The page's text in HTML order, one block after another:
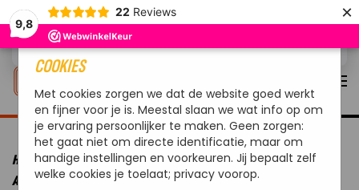
9,8
22 Reviews ×
Overslaan en naar de inhoud gaan
HOME MERKEN OUTDOORCHEF
OUTDOORCHEF BBQ
ACCESSOIRE ELEKTRISCH 420 BESCHERMFOLIE
COOKIES
Met cookies zorgen we dat de website goed werkt
en fijner voor je is. Meestal slaan we wat info op om
je ervaring persoonlijker te maken. Geen zorgen:
het gaat niet om directe identificatie, maar om
handige instellingen en voorkeuren. Jij bepaalt zelf
welke cookies je toelaat; privacy voorop.